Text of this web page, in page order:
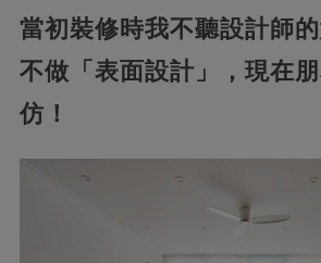
當初裝修時我不聽設計師
不做「表面設計」，現在
仿！